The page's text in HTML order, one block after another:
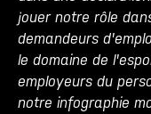
jouer notre rôle
demandeurs
le domaine de
employeurs du
notre infographie